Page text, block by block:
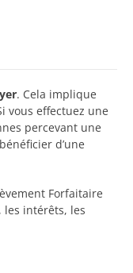
. Cela implique
vous effectuez une
percevant une
d’une
Forfaitaire
les intérêts, les